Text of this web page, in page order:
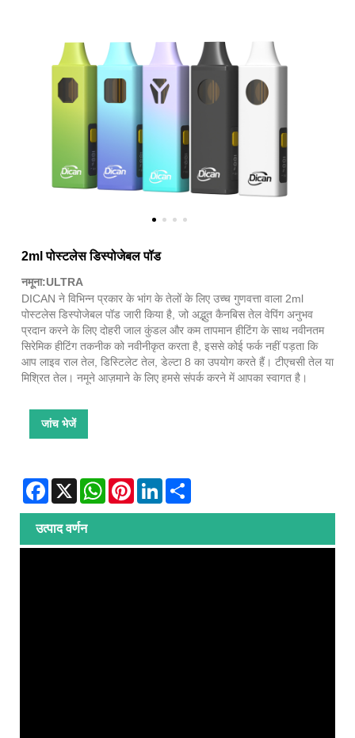
2ml पोस्टलेस डिस्पोजेबल पॉड
नमूना:ULTRA
DICAN ने विभिन्न प्रकार के भांग के तेलों के लिए उच्च गुणवत्ता वाला 2ml
पोस्टलेस डिस्पोजेबल पॉड जारी किया है, जो अद्भुत कैनबिस तेल वेपिंग अनुभव
प्रदान करने के लिए दोहरी जाल कुंडल और कम तापमान हीटिंग के साथ नवीनतम
सिरेमिक हीटिंग तकनीक को नवीनीकृत करता है, इससे कोई फर्क नहीं पड़ता कि
आप लाइव राल तेल, डिस्टिलेट तेल, डेल्टा 8 का उपयोग करते हैं। टीएचसी तेल या
मिश्रित तेल। नमूने आज़माने के लिए हमसे संपर्क करने में आपका स्वागत है।
जांच भेजें
Facebook
X WhatsAppPinterestLinkedIn
उत्पाद वर्णन